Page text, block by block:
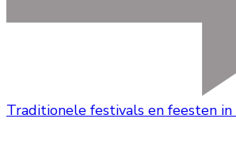
Traditionele festivals en feesten in